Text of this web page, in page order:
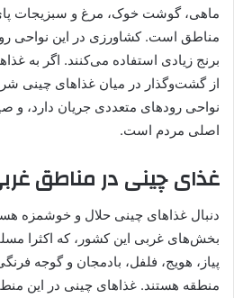
ماهی، گوشت خوک، مرغ و سبزیجات
مناطق است. کشاورزی در این نواحی
برنج زیادی استفاده می‌کنند. اگر به
از گشت‌وگذار در میان غذاهای چینی
نواحی رودهای متعددی جریان دارد،
اصلی مردم است.
غذای چینی در مناطق
دنبال غذاهای چینی حلال و خوشمزه
بخش‌های غربی این کشور، که اکثرا
پیاز، هویج، فلفل، بادمجان و گوجه
منطقه هستند. غذاهای چینی در این